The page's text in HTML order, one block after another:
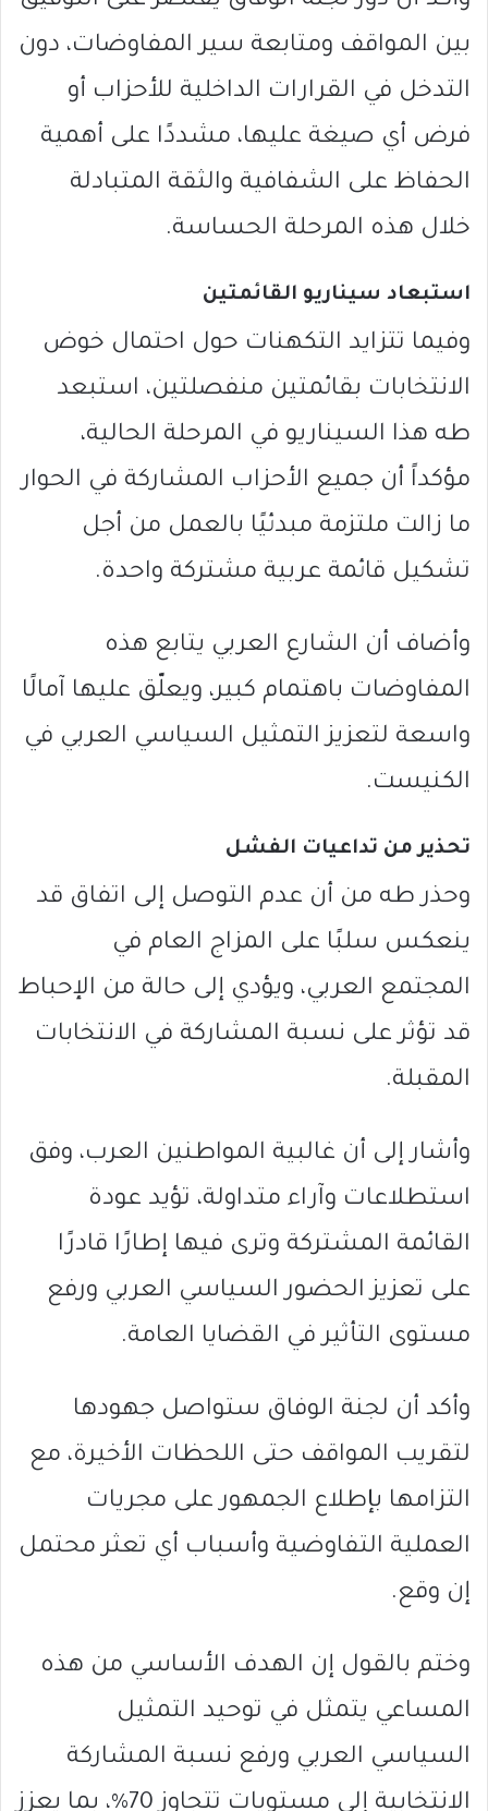
بين المواقف ومتابعة سير المفاوضات، دون
التدخل في القرارات الداخلية للأحزاب أو
فرض أي صيغة عليها، مشددًا على أهمية
الحفاظ على الشفافية والثقة المتبادلة
خلال هذه المرحلة الحساسة.
استبعاد سيناريو القائمتين
وفيما تتزايد التكهنات حول احتمال خوض
الانتخابات بقائمتين منفصلتين، استبعد
طه هذا السيناريو في المرحلة الحالية،
مؤكداً أن جميع الأحزاب المشاركة في الحوار
ما زالت ملتزمة مبدئيًا بالعمل من أجل
تشكيل قائمة عربية مشتركة واحدة.
وأضاف أن الشارع العربي يتابع هذه
المفاوضات باهتمام كبير، ويعلّق عليها آمالًا
واسعة لتعزيز التمثيل السياسي العربي في
الكنيست.
تحذير من تداعيات الفشل
وحذر طه من أن عدم التوصل إلى اتفاق قد
ينعكس سلبًا على المزاج العام في
المجتمع العربي، ويؤدي إلى حالة من الإحباط
قد تؤثر على نسبة المشاركة في الانتخابات
المقبلة.
وأشار إلى أن غالبية المواطنين العرب، وفق
استطلاعات وآراء متداولة، تؤيد عودة
القائمة المشتركة وترى فيها إطارًا قادرًا
على تعزيز الحضور السياسي العربي ورفع
مستوى التأثير في القضايا العامة.
وأكد أن لجنة الوفاق ستواصل جهودها
لتقريب المواقف حتى اللحظات الأخيرة، مع
التزامها بإطلاع الجمهور على مجريات
العملية التفاوضية وأسباب أي تعثر محتمل
إن وقع.
وختم بالقول إن الهدف الأساسي من هذه
المساعي يتمثل في توحيد التمثيل
السياسي العربي ورفع نسبة المشاركة
الانتخابية إلى مستويات تتجاوز 70%، بما يعزز